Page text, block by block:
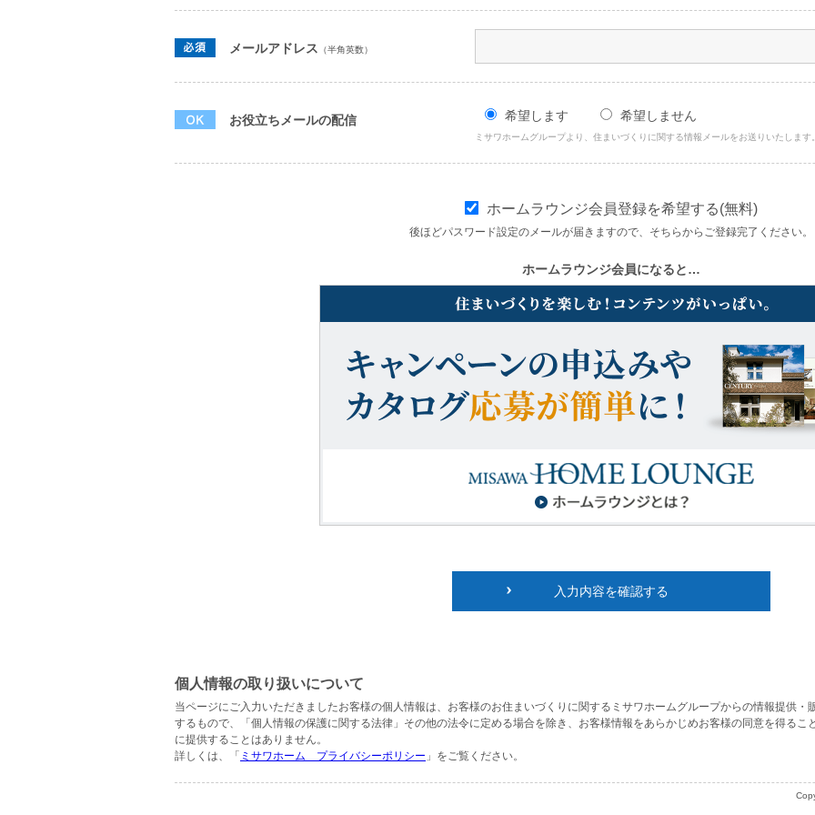
メールアドレス （半角英数）
お役立ちメールの配信 希望します 希望しません
ミサワホームグループより、住まいづくりに関する情報メールをお送りいたします
ホームラウンジ会員登録を希望する(無料)
後ほどパスワード設定のメールが届きますので、そちらからご登録完了ください。
ホームラウンジ会員になると…
入力内容を確認する
個人情報の取り扱いについて
当ページにご入力いただきましたお客様の個人情報は、お客様のお住まいづくりに関するミサワホームグループからの情報提供・
するもので、「個人情報の保護に関する法律」その他の法令に定める場合を除き、お客様情報をあらかじめお客様の同意を得るこ
に提供することはありません。
詳しくは、「 ミサワホーム プライバシーポリシー 」をご覧ください。